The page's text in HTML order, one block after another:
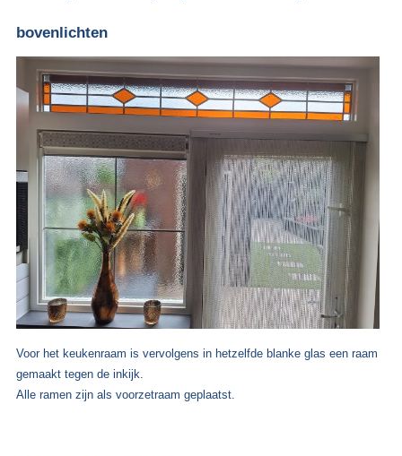
bovenlichten
Voor het keukenraam is vervolgens in hetzelfde blanke glas een raam
gemaakt tegen de inkijk.
Alle ramen zijn als voorzetraam geplaatst.